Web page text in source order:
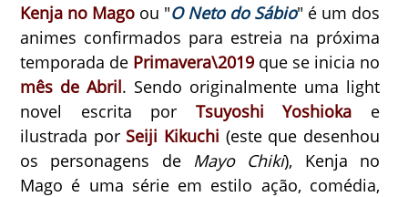
Kenja no Mago ou "O Neto do Sábio" é um dos
animes confirmados para estreia na próxima
temporada de Primavera\2019 que se inicia no
mês de Abril. Sendo originalmente uma light
novel escrita por Tsuyoshi Yoshioka e
ilustrada por Seiji Kikuchi (este que desenhou
os personagens de Mayo Chiki), Kenja no
Mago é uma série em estilo ação, comédia,